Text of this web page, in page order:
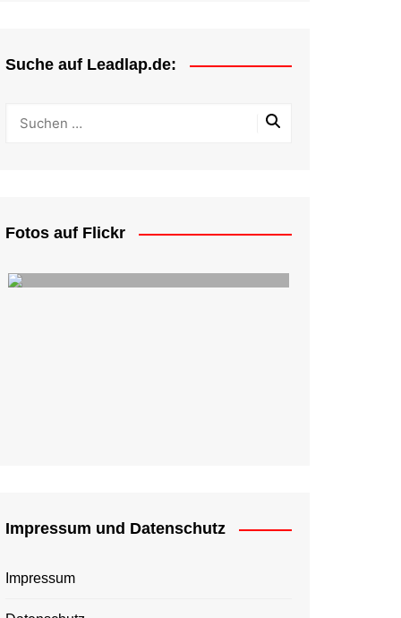
Suche auf Leadlap.de:
Fotos auf Flickr
Impressum und Datenschutz
Impressum